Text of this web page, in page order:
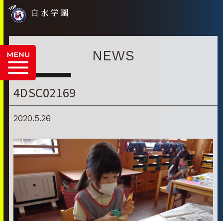
白水学園
NEWS
4DSC02169
2020.5.26